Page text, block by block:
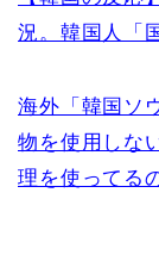
況。韓国人「
海外「韓国ソ
物を使用しな
理を使ってる